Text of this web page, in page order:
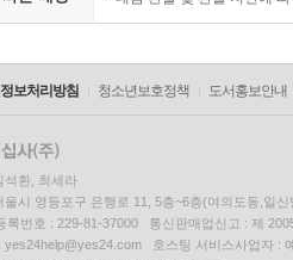
보처리방침 청소년보호정책 도서홍보안내
석환, 최세라
울시 영등포구 은행로 11, 5층~6층(여의도동,일신
록번호 : 229-81-37000 통신판매업신고 : 제
yes24help@yes24.com 호스팅 서비스사업자 :